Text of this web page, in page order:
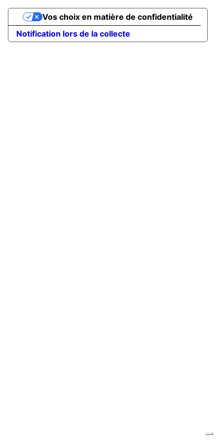
Notification lors de la collecte
Vos choix en matière de confidentialité